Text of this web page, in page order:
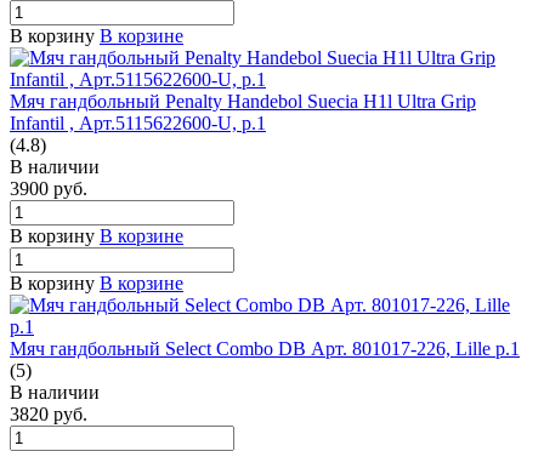
В корзину В корзине
Мяч гандбольный Penalty Handebol Suecia H1l Ultra Grip
Infantil , Арт.5115622600-U, р.1
(4.8)
В наличии
3900 руб.
В корзину В корзине
В корзину В корзине
Мяч гандбольный Select Combo DB Арт. 801017-226, Lille р.1
(5)
В наличии
3820 руб.